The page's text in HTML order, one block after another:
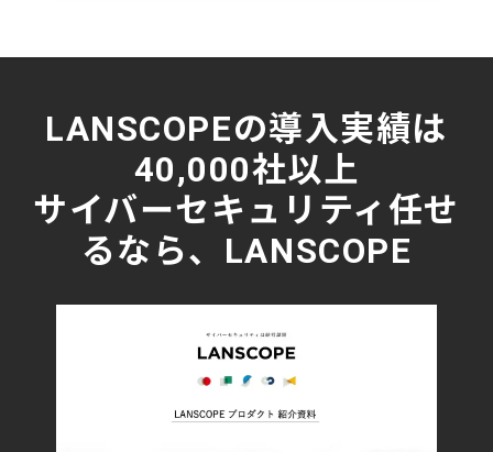
LANSCOPEの導入実績は
40,000社以上
サイバーセキュリティ任せ
るなら、LANSCOPE